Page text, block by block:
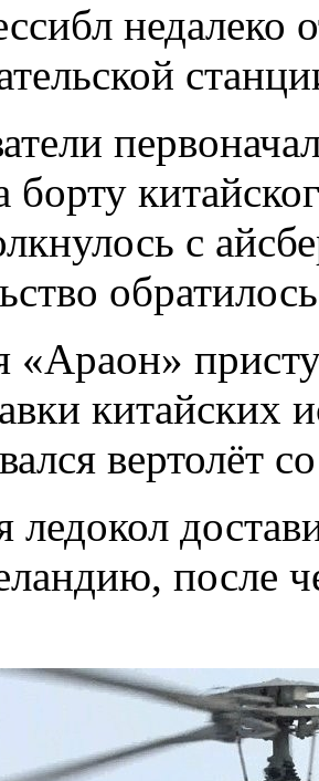
недалеко
борту
с
«Араон»
китайских
вертолёт
ледокол
после